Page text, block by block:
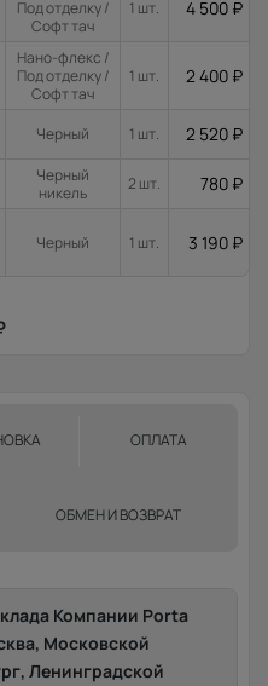
Под отделку /
Софт тач
1 шт. 4 500 ₽
Нано-флекс /
Под отделку /
Софт тач
1 шт. 2 400 ₽
Черный 1 шт. 2 520 ₽
Черный
никель
2 шт. 780 ₽
Черный 1 шт. 3 190 ₽
ОПЛАТА
ОБМЕН И ВОЗВРАТ
Компании Porta
Московской
Ленинградской